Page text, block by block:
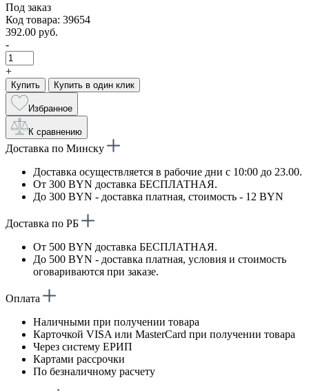
Под заказ
Код товара: 39654
392.00 руб.
-
+
Купить Купить в один клик
Избранное
К сравнению
Доставка по Минску
Доставка осуществляется в рабочие дни с 10:00 до 23.00.
От 300 BYN доставка БЕСПЛАТНАЯ.
До 300 BYN - доставка платная, стоимость - 12 BYN
Доставка по РБ
От 500 BYN доставка БЕСПЛАТНАЯ.
До 500 BYN - доставка платная, условия и стоимость
оговариваются при заказе.
Оплата
Наличными при получении товара
Карточкой VISA или MasterCard при получении товара
Через систему ЕРИП
Картами рассрочки
По безналичному расчету